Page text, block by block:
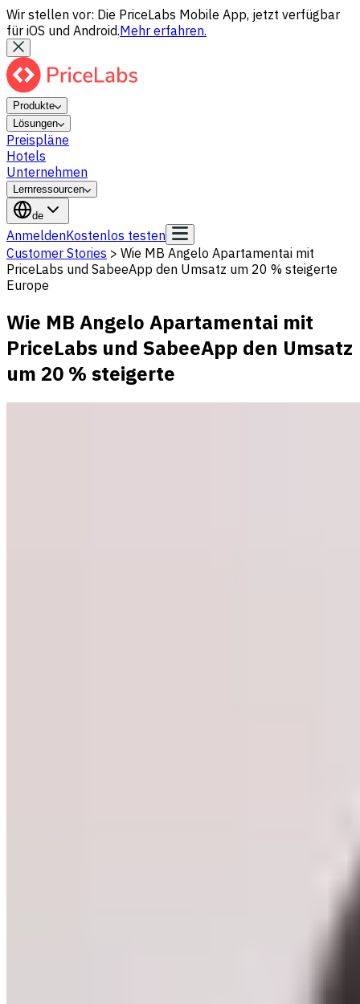
Wir stellen vor: Die PriceLabs Mobile App, jetzt verfügbar
für iOS und Android.Mehr erfahren.
Produkte
Lösungen
Preispläne
Hotels
Unternehmen
Lernressourcen
de
AnmeldenKostenlos testen
Customer Stories > Wie MB Angelo Apartamentai mit
PriceLabs und SabeeApp den Umsatz um 20 % steigerte
Europe
Wie MB Angelo Apartamentai mit
PriceLabs und SabeeApp den Umsatz
um 20 % steigerte